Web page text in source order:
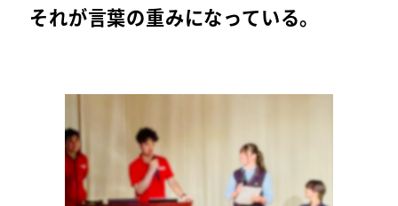
それが言葉の重みになっている。